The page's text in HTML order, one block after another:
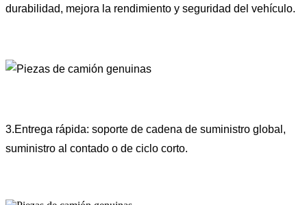
durabilidad, mejora la rendimiento y seguridad del vehículo.
3.Entrega rápida: soporte de cadena de suministro global,
suministro al contado o de ciclo corto.